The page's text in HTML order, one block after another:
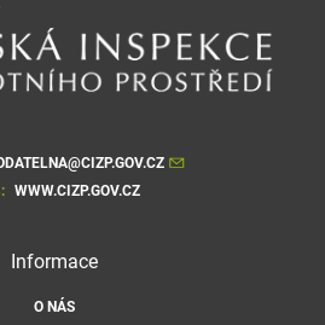
WWW.CIZP.GOV.CZ
Informace
O NÁS